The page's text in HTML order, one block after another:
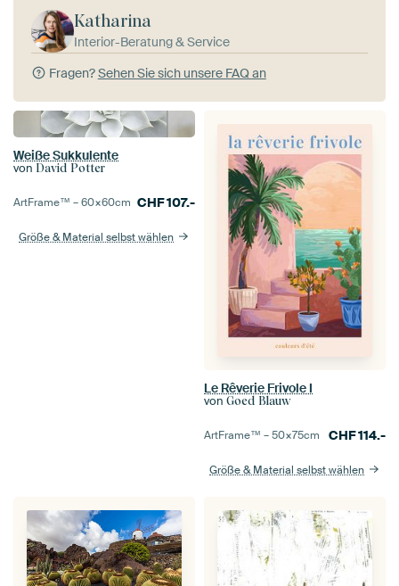
Katharina
Interior-Beratung & Service
Fragen?Sehen Sie sich unsere FAQ an
Weiße Sukkulente
von David Potter
ArtFrame™ –60×60cm CHF107.-
Größe & Material selbst wählen
Le Rêverie Frivole I
von Goed Blauw
ArtFrame™ –50×75cm CHF114.-
Größe & Material selbst wählen